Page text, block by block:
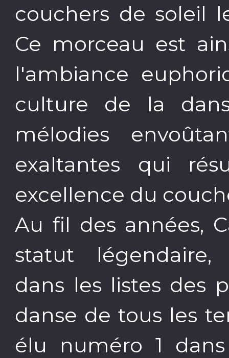
couchers de soleil
Ce morceau est
l'ambiance
culture de la
mélodies
exaltantes qui
excellence du
Au fil des années,
statut
dans les listes des
danse de tous les
élu numéro 1